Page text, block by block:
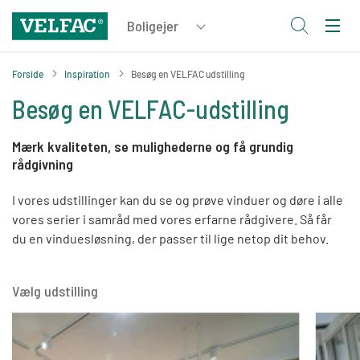
Forside Inspiration Besøg en VELFAC udstilling
Besøg en VELFAC-udstilling
Mærk kvaliteten, se mulighederne og få grundig
rådgivning
I vores udstillinger kan du se og prøve vinduer og døre i alle
vores serier i samråd med vores erfarne rådgivere. Så får
du en vinduesløsning, der passer til lige netop dit behov.
Vælg udstilling